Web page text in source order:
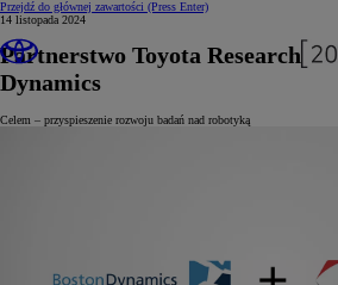
Przejdź do głównej zawartości (Press Enter)
14 listopada 2024
Partnerstwo Toyota Research
Dynamics
Celem – przyspieszenie rozwoju badań nad robotyką